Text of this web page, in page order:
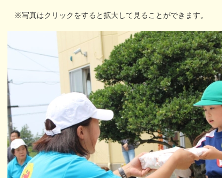
※写真はクリックをすると拡大して見ることができます。